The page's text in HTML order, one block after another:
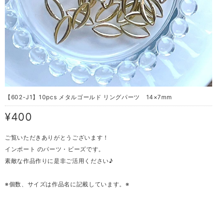
【602-J1】10pcs メタルゴールド リングパーツ 14×7mm
¥400
ご覧いただきありがとうございます！
インポート のパーツ・ビーズです。
素敵な作品作りに是非ご活用ください♪
※個数、サイズは作品名に記載しています。※